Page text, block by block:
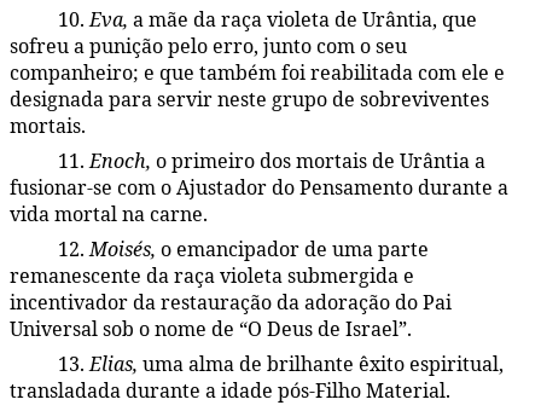
10.Eva, a mãe da raça violeta de Urântia, que
sofreu a punição pelo erro, junto com o seu
companheiro; e que também foi reabilitada com ele e
designada para servir neste grupo de sobreviventes
mortais.
11.Enoch, o primeiro dos mortais de Urântia a
fusionar-se com o Ajustador do Pensamento durante a
vida mortal na carne.
12.Moisés, o emancipador de uma parte
remanescente da raça violeta submergida e
incentivador da restauração da adoração do Pai
Universal sob o nome de “O Deus de Israel”.
13.Elias, uma alma de brilhante êxito espiritual,
transladada durante a idade pós-Filho Material.